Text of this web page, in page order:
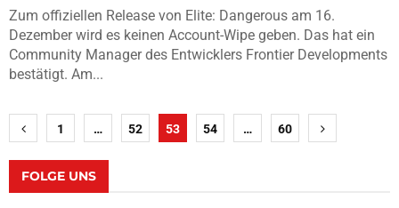
Zum offiziellen Release von Elite: Dangerous am 16.
Dezember wird es keinen Account-Wipe geben. Das hat ein
Community Manager des Entwicklers Frontier Developments
bestätigt. Am...
Seitennummerierung
der
Beiträge
1 … 52 53 54 … 60
FOLGE UNS